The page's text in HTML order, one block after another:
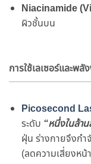
Niacinamide
ผิวชั้นบน
การใช้เลเซอร์และ
Picosecond
ระดับ “หนึ่งในล้า
ฝุ่น ร่างกายจึงกำ
(ลดความเสี่ยงหน้